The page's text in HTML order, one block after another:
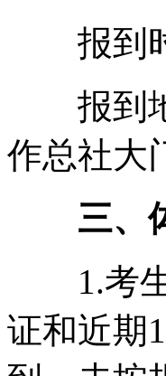
报到时
报到地
作总社大
三、体
1.考生
证和近期